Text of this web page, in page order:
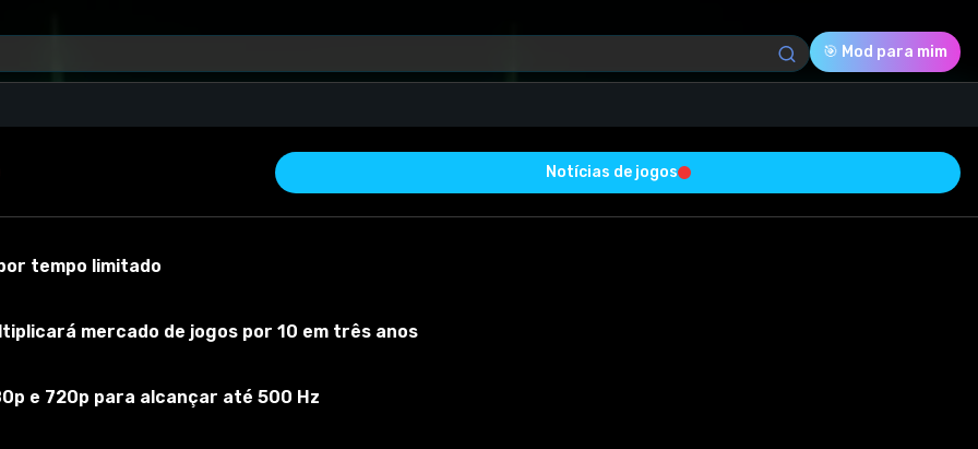
🎯 Mod para mim
Download (12.63 Mb)
Notícias de jogos
tempo limitado
mercado de jogos por 10 em três anos
e 720p para alcançar até 500 Hz